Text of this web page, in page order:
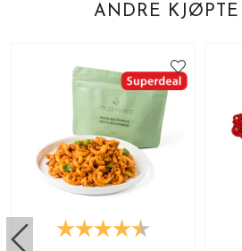
ANDRE KJØPTE